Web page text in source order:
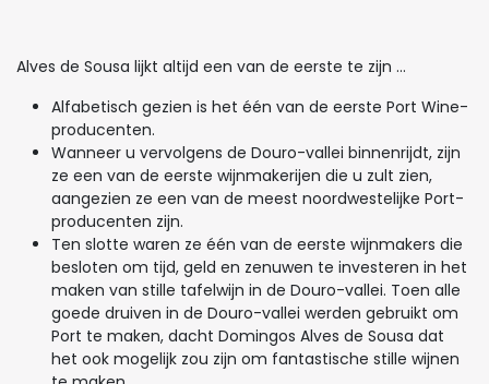
Alves de Sousa lijkt altijd een van de eerste te zijn ...
Alfabetisch gezien is het één van de eerste Port Wine-
producenten.
Wanneer u vervolgens de Douro-vallei binnenrijdt, zijn
ze een van de eerste wijnmakerijen die u zult zien,
aangezien ze een van de meest noordwestelijke Port-
producenten zijn.
Ten slotte waren ze één van de eerste wijnmakers die
besloten om tijd, geld en zenuwen te investeren in het
maken van stille tafelwijn in de Douro-vallei. Toen alle
goede druiven in de Douro-vallei werden gebruikt om
Port te maken, dacht Domingos Alves de Sousa dat
het ook mogelijk zou zijn om fantastische stille wijnen